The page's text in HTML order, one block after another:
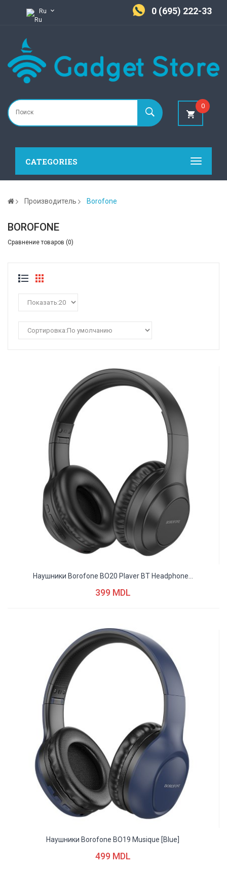
Ru 0 (695) 222-33
0
CATEGORIES
Производитель Borofone
BOROFONE
Сравнение товаров (0)
Наушники Borofone BO20 Plaver BT Headphone...
399 MDL
Наушники Borofone BO19 Musique [blue]
499 MDL